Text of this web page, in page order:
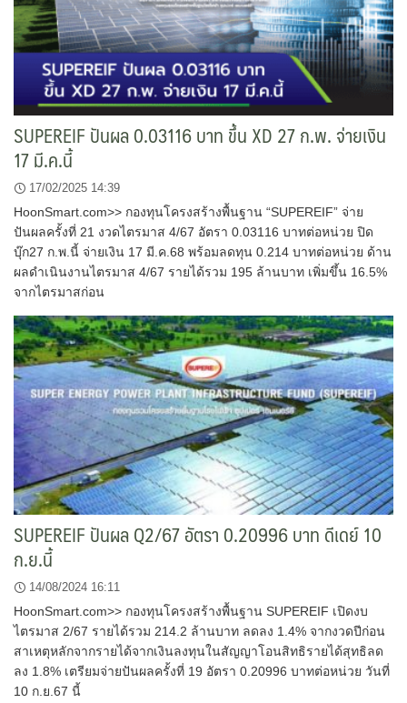
SUPEREIF ปันผล 0.03116 บาท ขึ้น XD 27 ก.พ. จ่ายเงิน
17 มี.ค.นี้
17/02/2025 14:39
HoonSmart.com>> กองทุนโครงสร้างพื้นฐาน “SUPEREIF” จ่าย
ปันผลครั้งที่ 21 งวดไตรมาส 4/67 อัตรา 0.03116 บาทต่อหน่วย ปิด
บุ๊ก27 ก.พ.นี้ จ่ายเงิน 17 มี.ค.68 พร้อมลดทุน 0.214 บาทต่อหน่วย ด้าน
ผลดำเนินงานไตรมาส 4/67 รายได้รวม 195 ล้านบาท เพิ่มขึ้น 16.5%
จากไตรมาสก่อน
SUPEREIF ปันผล Q2/67 อัตรา 0.20996 บาท ดีเดย์ 10
ก.ย.นี้
14/08/2024 16:11
HoonSmart.com>> กองทุนโครงสร้างพื้นฐาน SUPEREIF เปิดงบ
ไตรมาส 2/67 รายได้รวม 214.2 ล้านบาท ลดลง 1.4% จากงวดปีก่อน
สาเหตุหลักจากรายได้จากเงินลงทุนในสัญญาโอนสิทธิรายได้สุทธิลด
ลง 1.8% เตรียมจ่ายปันผลครั้งที่ 19 อัตรา 0.20996 บาทต่อหน่วย วันที่
10 ก.ย.67 นี้